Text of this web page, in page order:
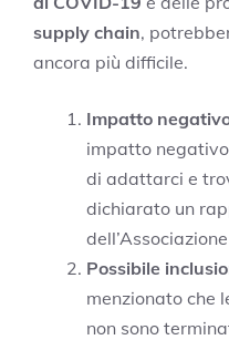
supply chain,
ancora più difficile.
Impatto
impatto
di adattarci e
dichiarato un
Possibile
menzionato che
non sono